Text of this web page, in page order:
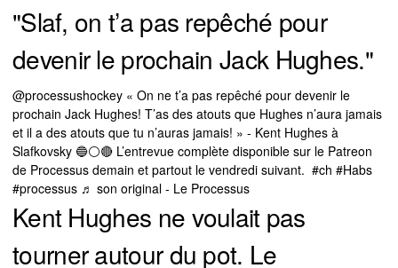
"Slaf, on t’a pas repêché pour
devenir le prochain Jack Hughes."
@processushockey « On ne t’a pas repêché pour devenir le
prochain Jack Hughes! T’as des atouts que Hughes n’aura jamais
et il a des atouts que tu n’auras jamais! » - Kent Hughes à
Slafkovsky 🔵⚪️🔴 L’entrevue complète disponible sur le Patreon
de Processus demain et partout le vendredi suivant. #ch #Habs
#processus ♬ son original - Le Processus
Kent Hughes ne voulait pas
tourner autour du pot. Le